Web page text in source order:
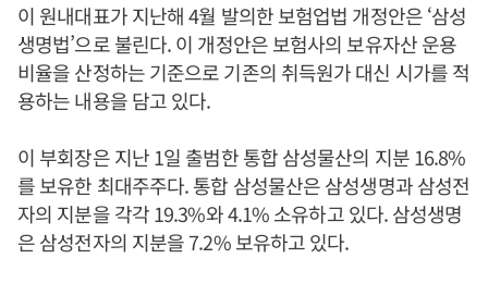
이 원내대표가 지난해 4월 발의한 보험업법 개정안은 ‘삼성
생명법’으로 불린다. 이 개정안은 보험사의 보유자산 운용
비율을 산정하는 기준으로 기존의 취득원가 대신 시가를 적
용하는 내용을 담고 있다.
이 부회장은 지난 1일 출범한 통합 삼성물산의 지분 16.8%
를 보유한 최대주주다. 통합 삼성물산은 삼성생명과 삼성전
자의 지분을 각각 19.3%와 4.1% 소유하고 있다. 삼성생명
은 삼성전자의 지분을 7.2% 보유하고 있다.